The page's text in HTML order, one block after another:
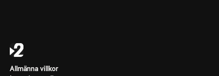
Allmänna villkor